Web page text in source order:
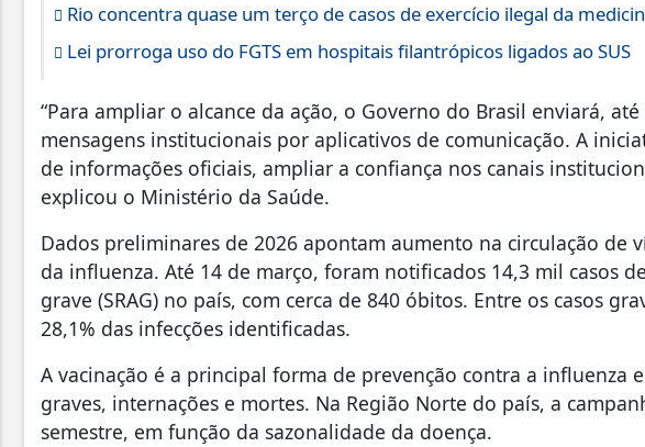
Rio concentra quase um terço de casos de exercício ilegal da
Lei prorroga uso do FGTS em hospitais filantrópicos ligados ao SUS
“Para ampliar o alcance da ação, o Governo do Brasil enviará,
mensagens institucionais por aplicativos de comunicação. A
de informações oficiais, ampliar a confiança nos canais
explicou o Ministério da Saúde.
Dados preliminares de 2026 apontam aumento na circulação de
da influenza. Até 14 de março, foram notificados 14,3 mil casos
grave (SRAG) no país, com cerca de 840 óbitos. Entre os casos
28,1% das infecções identificadas.
A vacinação é a principal forma de prevenção contra a influenza
graves, internações e mortes. Na Região Norte do país, a
semestre, em função da sazonalidade da doença.